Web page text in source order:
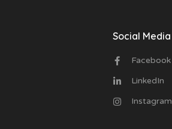
Social Media
Facebook
LinkedIn
Instagram